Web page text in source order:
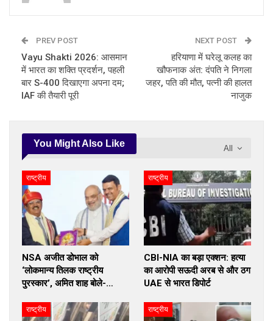
PREV POST
Vayu Shakti 2026: आसमान
में भारत का शक्ति प्रदर्शन, पहली
बार S-400 दिखाएगा अपना दम;
IAF की तैयारी पूरी
NEXT POST
हरियाणा में घरेलू कलह का
खौफनाक अंत: दंपति ने निगला
जहर, पति की मौत, पत्नी की हालत
नाजुक
All
You Might Also Like
राष्ट्रीय
NSA अजीत डोभाल को
‘लोकमान्य तिलक राष्ट्रीय
पुरस्कार’, अमित शाह बोले-…
राष्ट्रीय
CBI-NIA का बड़ा एक्शन: हत्या
का आरोपी सऊदी अरब से और ठग
UAE से भारत डिपोर्ट
राष्ट्रीय राष्ट्रीय